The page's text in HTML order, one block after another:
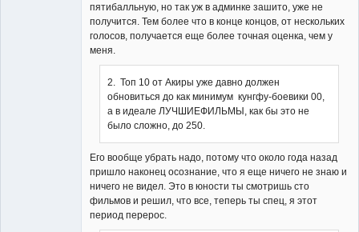
пятибалльную, но так уж в админке зашито, уже не
получится. Тем более что в конце концов, от нескольких
голосов, получается еще более точная оценка, чем у
меня.
2. Топ 10 от Акиры уже давно должен
обновиться до как минимум кунгфу-боевики 00,
а в идеале ЛУЧШИЕФИЛЬМЫ, как бы это не
было сложно, до 250.
Его вообще убрать надо, потому что около года назад
пришло наконец осознание, что я еще ничего не знаю и
ничего не видел. Это в юности ты смотришь сто
фильмов и решил, что все, теперь ты спец, я этот
период перерос.